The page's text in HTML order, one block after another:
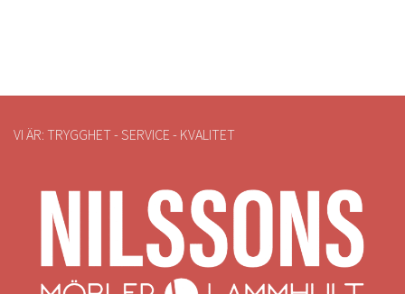
VI ÄR: TRYGGHET - SERVICE - KVALITET